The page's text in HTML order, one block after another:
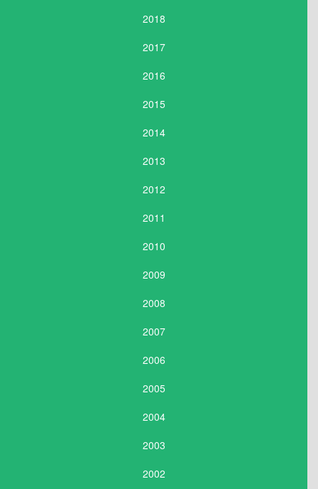
2018
2017
2016
2015
2014
2013
2012
2011
2010
2009
2008
2007
2006
2005
2004
2003
2002